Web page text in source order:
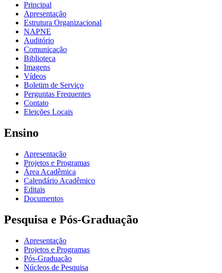
Principal
Apresentação
Estrutura Organizacional
NAPNE
Auditório
Comunicação
Biblioteca
Imagens
Vídeos
Boletim de Serviço
Perguntas Frequentes
Contato
Eleições Locais
Ensino
Apresentação
Projetos e Programas
Área Acadêmica
Calendário Acadêmico
Editais
Documentos
Pesquisa e Pós-Graduação
Apresentação
Projetos e Programas
Pós-Graduação
Núcleos de Pesquisa